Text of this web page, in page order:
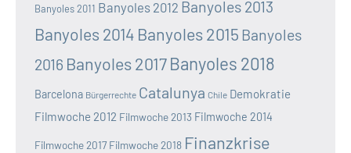
Banyoles 2011 Banyoles 2012 Banyoles 2013
Banyoles 2014 Banyoles 2015 Banyoles
2016 Banyoles 2017 Banyoles 2018
Barcelona Bürgerrechte Catalunya Chile Demokratie
Filmwoche 2012 Filmwoche 2013 Filmwoche 2014
Filmwoche 2017 Filmwoche 2018 Finanzkrise